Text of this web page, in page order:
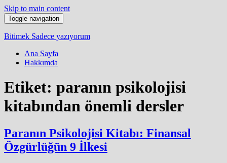
Skip to main content
Toggle navigation
Bitimek Sadece yazıyorum
Ana Sayfa
Hakkımda
Etiket: paranın psikolojisi
kitabından önemli dersler
Paranın Psikolojisi Kitabı: Finansal
Özgürlüğün 9 İlkesi